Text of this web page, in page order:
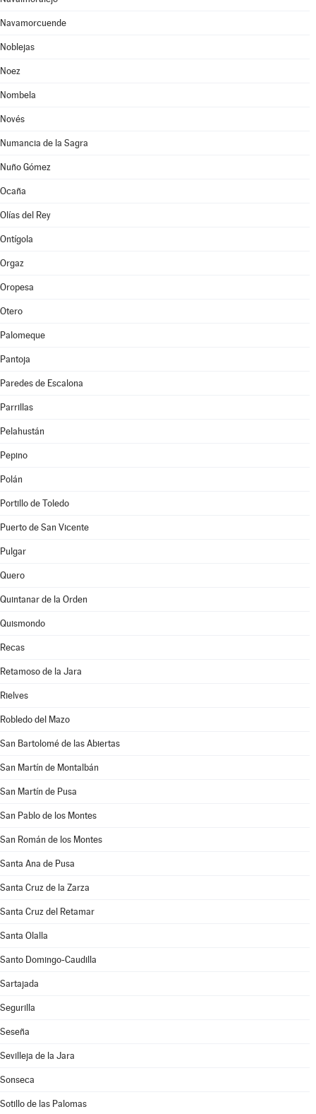
Navamorcuende
Noblejas
Noez
Nombela
Novés
Numancia de la Sagra
Nuño Gómez
Ocaña
Olías del Rey
Ontígola
Orgaz
Oropesa
Otero
Palomeque
Pantoja
Paredes de Escalona
Parrillas
Pelahustán
Pepino
Polán
Portillo de Toledo
Puerto de San Vicente
Pulgar
Quero
Quintanar de la Orden
Quismondo
Recas
Retamoso de la Jara
Rielves
Robledo del Mazo
San Bartolomé de las Abiertas
San Martín de Montalbán
San Martín de Pusa
San Pablo de los Montes
San Román de los Montes
Santa Ana de Pusa
Santa Cruz de la Zarza
Santa Cruz del Retamar
Santa Olalla
Santo Domingo-Caudilla
Sartajada
Segurilla
Seseña
Sevilleja de la Jara
Sonseca
Sotillo de las Palomas